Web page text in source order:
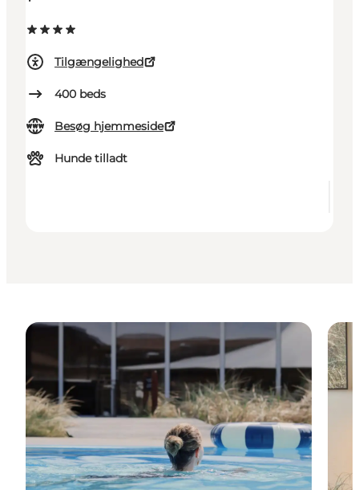
Tilgængelighed
400 beds
Besøg hjemmeside
Hunde tilladt